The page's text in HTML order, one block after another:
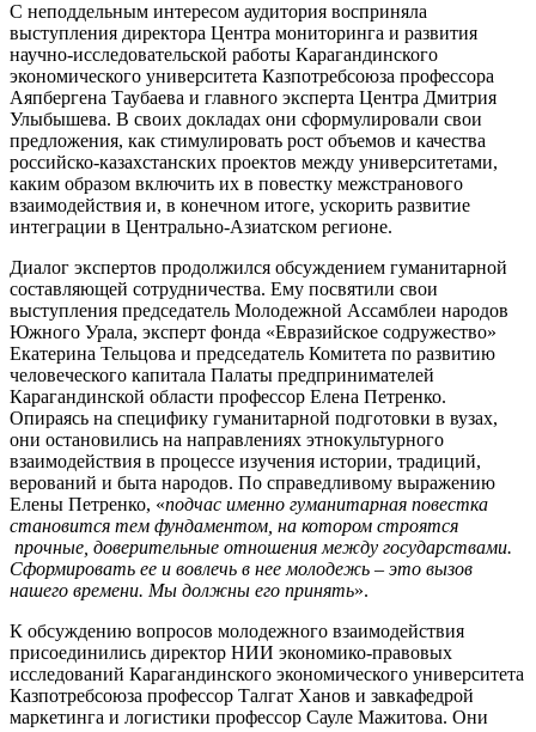
С неподдельным интересом аудитория восприняла
выступления директора Центра мониторинга и развития
научно-исследовательской работы Карагандинского
экономического университета Казпотребсоюза профессора
Аяпбергена Таубаева и главного эксперта Центра Дмитрия
Улыбышева. В своих докладах они сформулировали свои
предложения, как стимулировать рост объемов и качества
российско-казахстанских проектов между университетами,
каким образом включить их в повестку межстранового
взаимодействия и, в конечном итоге, ускорить развитие
интеграции в Центрально-Азиатском регионе.
Диалог экспертов продолжился обсуждением гуманитарной
составляющей сотрудничества. Ему посвятили свои
выступления председатель Молодежной Ассамблеи народов
Южного Урала, эксперт фонда «Евразийское содружество»
Екатерина Тельцова и председатель Комитета по развитию
человеческого капитала Палаты предпринимателей
Карагандинской области профессор Елена Петренко.
Опираясь на специфику гуманитарной подготовки в вузах,
они остановились на направлениях этнокультурного
взаимодействия в процессе изучения истории, традиций,
верований и быта народов. По справедливому выражению
Елены Петренко, «подчас именно гуманитарная повестка
становится тем фундаментом, на котором строятся
прочные, доверительные отношения между государствами.
Сформировать ее и вовлечь в нее молодежь – это вызов
нашего времени. Мы должны его принять».
К обсуждению вопросов молодежного взаимодействия
присоединились директор НИИ экономико-правовых
исследований Карагандинского экономического университета
Казпотребсоюза профессор Талгат Ханов и завкафедрой
маркетинга и логистики профессор Сауле Мажитова. Они